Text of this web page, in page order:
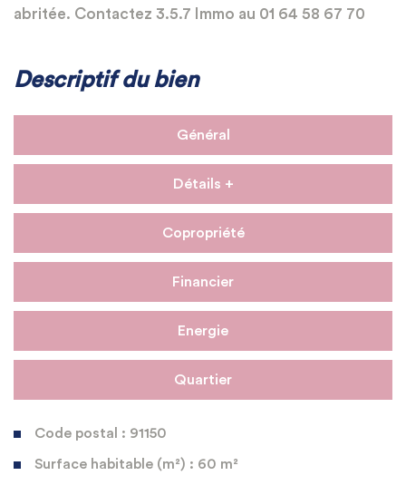
abritée. Contactez 3.5.7 Immo au 01 64 58 67 70
Descriptif du bien
Général
Détails +
Copropriété
Financier
Energie
Quartier
Code postal : 91150
Surface habitable (m²) : 60 m²